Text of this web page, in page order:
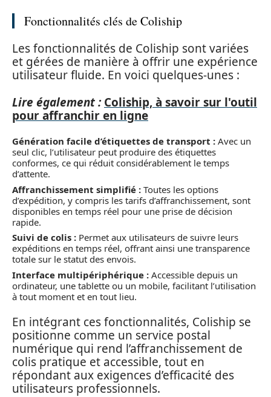
Fonctionnalités clés de Coliship
Les fonctionnalités de Coliship sont variées
et gérées de manière à offrir une expérience
utilisateur fluide. En voici quelques-unes :
Lire également : Coliship, à savoir sur l'outil
pour affranchir en ligne
Génération facile d’étiquettes de transport : Avec un
seul clic, l’utilisateur peut produire des étiquettes
conformes, ce qui réduit considérablement le temps
d’attente.
Affranchissement simplifié : Toutes les options
d’expédition, y compris les tarifs d’affranchissement, sont
disponibles en temps réel pour une prise de décision
rapide.
Suivi de colis : Permet aux utilisateurs de suivre leurs
expéditions en temps réel, offrant ainsi une transparence
totale sur le statut des envois.
Interface multipériphérique : Accessible depuis un
ordinateur, une tablette ou un mobile, facilitant l’utilisation
à tout moment et en tout lieu.
En intégrant ces fonctionnalités, Coliship se
positionne comme un service postal
numérique qui rend l’affranchissement de
colis pratique et accessible, tout en
répondant aux exigences d’efficacité des
utilisateurs professionnels.